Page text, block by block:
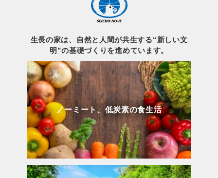
生長の家は、自然と人間が共生する“新しい文
明”の基礎づくりを進めています。
ノーミート、低炭素の食生活